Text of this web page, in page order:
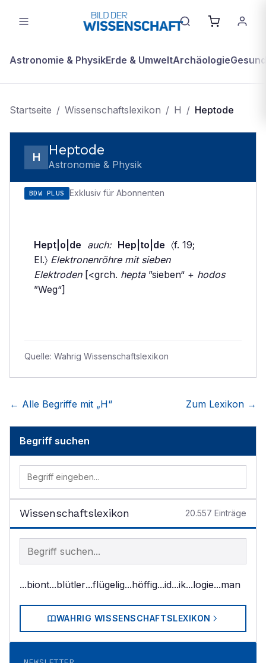
Astronomie & PhysikErde & UmweltArchäologie
Startseite / Wissenschaftslexikon / H / Heptode
H Heptode
Astronomie & Physik
BDW PLUS Exklusiv für Abonnenten
Hept|o|de auch: Hep|to|de 〈f. 19;
El.〉 Elektronenröhre mit sieben
Elektroden[<grch. hepta”sieben“ + hodos
”Weg“]
Quelle: Wahrig Wissenschaftslexikon
← Alle Begriffe mit „H“ Zum Lexikon →
Begriff suchen
Wissenschaftslexikon 20.557 Einträge
Begriff im Lexikon suchen
...biont...blütler...flügelig...höffig...id...ik...logie...man
WAHRIG WISSENSCHAFTSLEXIKON